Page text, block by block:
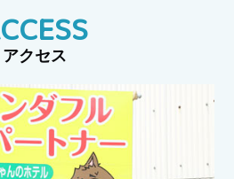
アクセス